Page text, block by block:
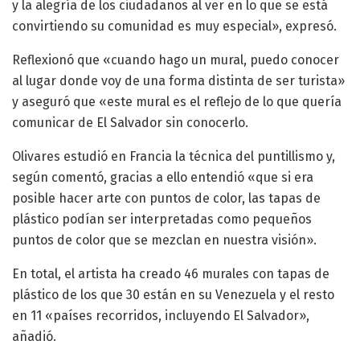
y la alegría de los ciudadanos al ver en lo que se está
convirtiendo su comunidad es muy especial», expresó.
Reflexionó que «cuando hago un mural, puedo conocer
al lugar donde voy de una forma distinta de ser turista»
y aseguró que «este mural es el reflejo de lo que quería
comunicar de El Salvador sin conocerlo.
Olivares estudió en Francia la técnica del puntillismo y,
según comentó, gracias a ello entendió «que si era
posible hacer arte con puntos de color, las tapas de
plástico podían ser interpretadas como pequeños
puntos de color que se mezclan en nuestra visión».
En total, el artista ha creado 46 murales con tapas de
plástico de los que 30 están en su Venezuela y el resto
en 11 «países recorridos, incluyendo El Salvador»,
añadió.